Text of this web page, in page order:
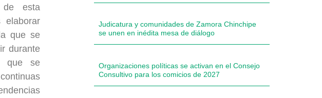
esta
elaborar
que se
durante
que se
Judicatura y comunidades de Zamora Chinchipe
se unen en inédita mesa de diálogo
Organizaciones políticas se activan en el Consejo
Consultivo para los comicios de 2027